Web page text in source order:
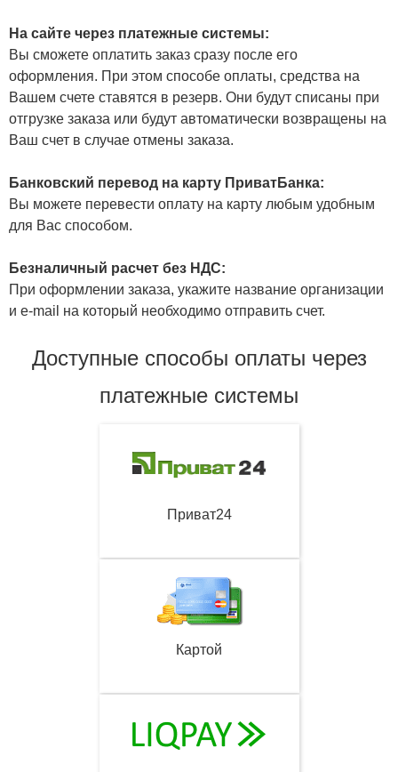
На сайте через платежные системы:
Вы сможете оплатить заказ сразу после его
оформления. При этом способе оплаты, средства на
Вашем счете ставятся в резерв. Они будут списаны при
отгрузке заказа или будут автоматически возвращены на
Ваш счет в случае отмены заказа.
Банковский перевод на карту ПриватБанка:
Вы можете перевести оплату на карту любым удобным
для Вас способом.
Безналичный расчет без НДС:
При оформлении заказа, укажите название организации
и e-mail на который необходимо отправить счет.
Доступные способы оплаты через
платежные системы
Приват24
Картой